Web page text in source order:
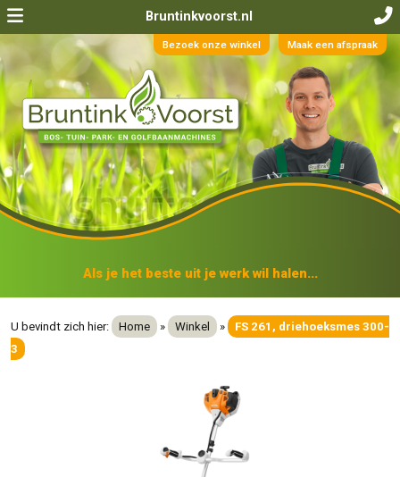
Bruntinkvoorst.nl
Bezoek onze winkel Maak een afspraak
Als je het beste uit je werk wil halen...
U bevindt zich hier: Home » Winkel »
FS 261, driehoeksmes 300-
3